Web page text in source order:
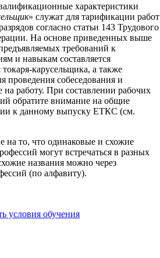
характеристики
» служат для тарификации работ
согласно статьи 143 Трудового
На основе приведенных выше
требований к
и навыкам составляется
карусельщика, а также
проведения собеседования и
на работу. При составлении рабочих
обратите внимание на общие
к данному выпуску ЕТКС (см.
то, что одинаковые и схожие
могут встречаться в разных
названия можно через
(по алфавиту).
условия обучения